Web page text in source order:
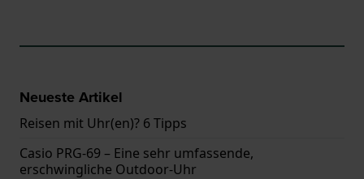
Neueste Artikel
Reisen mit Uhr(en)? 6 Tipps
Casio PRG-69 – Eine sehr umfassende,
erschwingliche Outdoor-Uhr